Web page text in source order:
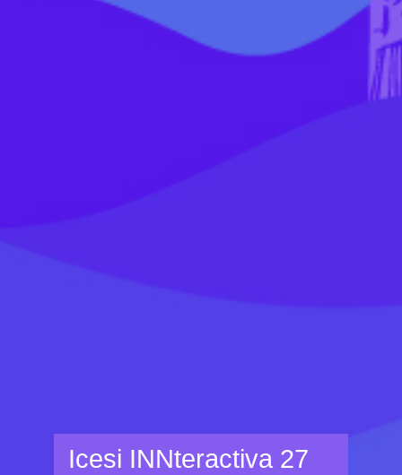
Icesi INNteractiva 27